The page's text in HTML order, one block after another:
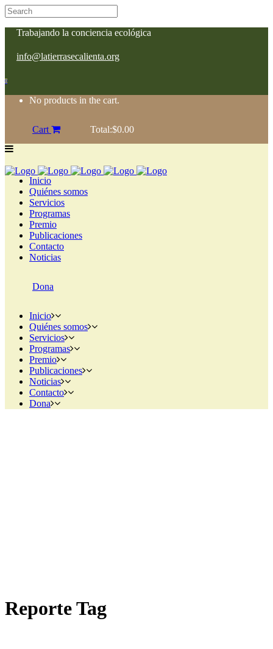
Trabajando la conciencia ecológica
info@latierrasecalienta.org
0
No products in the cart.
Cart Total:$0.00
Inicio
Quiénes somos
Servicios
Programas
Premio
Publicaciones
Contacto
Noticias
Dona
Inicio
Quiénes somos
Servicios
Programas
Premio
Publicaciones
Noticias
Contacto
Dona
Reporte Tag